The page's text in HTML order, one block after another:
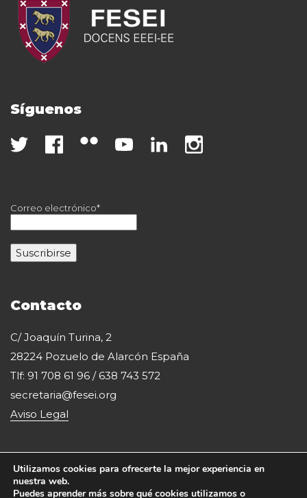
Síguenos
Correo electrónico*
Contacto
C/ Joaquín Turina, 2
28224 Pozuelo de Alarcón España
Tlf: 91 708 61 96 / 638 743 572
secretaria@fesei.org
Aviso Legal
Utilizamos cookies para ofrecerte la mejor experiencia en
nuestra web.
Puedes aprender más sobre qué cookies utilizamos o